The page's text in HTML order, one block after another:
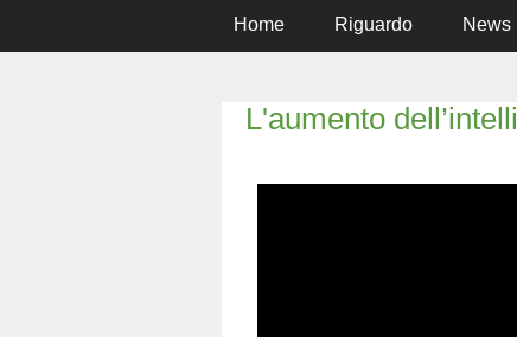
Home Riguardo News
L'aumento